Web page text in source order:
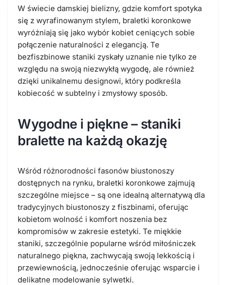
W świecie damskiej bielizny, gdzie komfort spotyka
się z wyrafinowanym stylem, braletki koronkowe
wyróżniają się jako wybór kobiet ceniących sobie
połączenie naturalności z elegancją. Te
bezfiszbinowe staniki zyskały uznanie nie tylko ze
względu na swoją niezwykłą wygodę, ale również
dzięki unikalnemu designowi, który podkreśla
kobiecość w subtelny i zmysłowy sposób.
Wygodne i piękne – staniki
bralette na każdą okazję
Wśród różnorodności fasonów biustonoszy
dostępnych na rynku, braletki koronkowe zajmują
szczególne miejsce – są one idealną alternatywą dla
tradycyjnych biustonoszy z fiszbinami, oferując
kobietom wolność i komfort noszenia bez
kompromisów w zakresie estetyki. Te miękkie
staniki, szczególnie popularne wśród miłośniczek
naturalnego piękna, zachwycają swoją lekkością i
przewiewnością, jednocześnie oferując wsparcie i
delikatne modelowanie sylwetki.